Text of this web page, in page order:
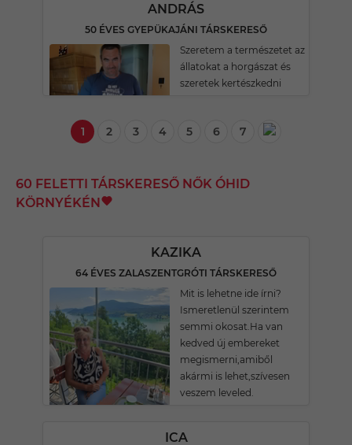
ANDRÁS
50 ÉVES GYEPÜKAJÁNI TÁRSKERESŐ
Szeretem a természetet az
állatokat a horgászat és
szeretek kertészkedni
1 2 3 4 5 6 7
60 FELETTI TÁRSKERESŐ NŐK ÓHID
KÖRNYÉKÉN
KAZIKA
64 ÉVES ZALASZENTGRÓTI TÁRSKERESŐ
Mit is lehetne ide írni?
Ismeretlenül szerintem
semmi okosat.Ha van
kedved új embereket
megismerni,amiből
akármi is lehet,szívesen
veszem leveled.
ICA